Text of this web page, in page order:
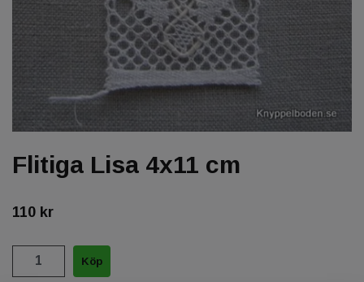
Flitiga Lisa 4x11 cm
110 kr